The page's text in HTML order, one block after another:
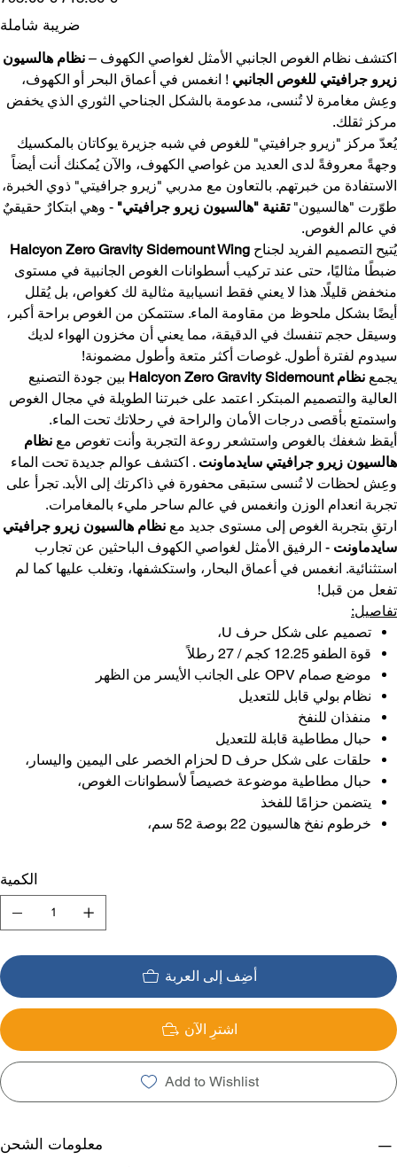
ضريبة شاملة
اكتشف نظام الغوص الجانبي الأمثل لغواصي الكهوف – نظام هالسيون
زيرو جرافيتي للغوص الجانبي ! انغمس في أعماق البحر أو الكهوف،
وعِش مغامرة لا تُنسى، مدعومة بالشكل الجناحي الثوري الذي يخفض
مركز ثقلك.
يُعدّ مركز "زيرو جرافيتي" للغوص في شبه جزيرة يوكاتان بالمكسيك
وجهةً معروفةً لدى العديد من غواصي الكهوف، والآن يُمكنك أنت أيضاً
الاستفادة من خبرتهم. بالتعاون مع مدربي "زيرو جرافيتي" ذوي الخبرة،
طوّرت "هالسيون"تقنية "هالسيون زيرو جرافيتي" - وهي ابتكارٌ حقيقيٌ
في عالم الغوص.
يُتيح التصميم الفريد لجناح Halcyon Zero Gravity Sidemount Wing
ضبطًا مثاليًا، حتى عند تركيب أسطوانات الغوص الجانبية في مستوى
منخفض قليلًا. هذا لا يعني فقط انسيابية مثالية لك كغواص، بل يُقلل
أيضًا بشكل ملحوظ من مقاومة الماء. ستتمكن من الغوص براحة أكبر،
وسيقل حجم تنفسك في الدقيقة، مما يعني أن مخزون الهواء لديك
سيدوم لفترة أطول. غوصات أكثر متعة وأطول مضمونة!
يجمع نظام Halcyon Zero Gravity Sidemount
بين جودة التصنيع
العالية والتصميم المبتكر. اعتمد على خبرتنا الطويلة في مجال الغوص
واستمتع بأقصى درجات الأمان والراحة في رحلاتك تحت الماء.
أيقظ شغفك بالغوص واستشعر روعة التجربة وأنت تغوص مع نظام
هالسيون زيرو جرافيتي سايدماونت . اكتشف عوالم جديدة تحت الماء
وعِش لحظات لا تُنسى ستبقى محفورة في ذاكرتك إلى الأبد. تجرأ على
تجربة انعدام الوزن وانغمس في عالم ساحر مليء بالمغامرات.
ارتقِ بتجربة الغوص إلى مستوى جديد مع نظام هالسيون زيرو جرافيتي
سايدماونت - الرفيق الأمثل لغواصي الكهوف الباحثين عن تجارب
استثنائية. انغمس في أعماق البحار، واستكشفها، وتغلب عليها كما لم
تفعل من قبل!
تفاصيل:
تصميم على شكل حرف U،
قوة الطفو 12.25 كجم / 27 رطلاً
موضع صمام OPV على الجانب الأيسر من الظهر
نظام بولي قابل للتعديل
منفذان للنفخ
حبال مطاطية قابلة للتعديل
حلقات على شكل حرف D لحزام الخصر على اليمين واليسار،
حبال مطاطية موضوعة خصيصاً لأسطوانات الغوص،
يتضمن حزامًا للفخذ
خرطوم نفخ هالسيون 22 بوصة 52 سم،
الكمية
أضِف إلى العربة
اشترِ الآن
Add to Wishlist
معلومات الشحن